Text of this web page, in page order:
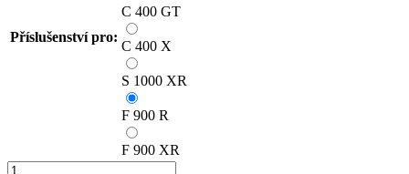
Příslušenství pro:
C 400 GT
C 400 X
S 1000 XR
F 900 R
F 900 XR